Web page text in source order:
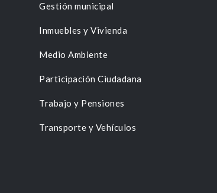
Gestión municipal
Inmuebles y Vivienda
Medio Ambiente
Participación Ciudadana
Trabajo y Pensiones
Transporte y Vehículos